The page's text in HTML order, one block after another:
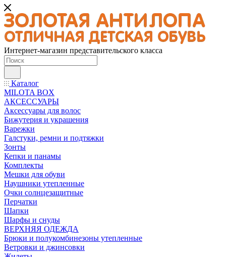
Интернет-магазин представительского класса
Каталог
MILOTA BOX
АКСЕССУАРЫ
Аксессуары для волос
Бижутерия и украшения
Варежки
Галстуки, ремни и подтяжки
Зонты
Кепки и панамы
Комплекты
Мешки для обуви
Наушники утепленные
Очки солнцезащитные
Перчатки
Шапки
Шарфы и снуды
ВЕРХНЯЯ ОДЕЖДА
Брюки и полукомбинезоны утепленные
Ветровки и джинсовки